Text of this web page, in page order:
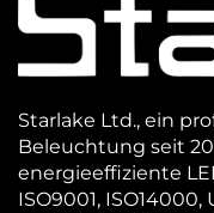
Starlake Ltd., ein
Beleuchtung seit
energieeffiziente
ISO9001,